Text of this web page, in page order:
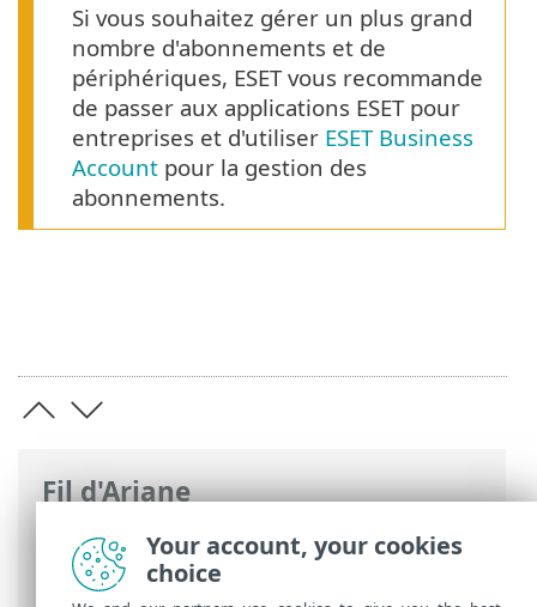
Fil d'Ariane
Aide en ligne d'ESET>ESET HOME>ESET
HOME introduction
> Exigences système
Si vous souhaitez gérer un plus grand
nombre d'abonnements et de
périphériques, ESET vous recommande
de passer aux applications ESET pour
entreprises et d'utiliser ESET Business
Account pour la gestion des
abonnements.
Your account, your cookies
choice